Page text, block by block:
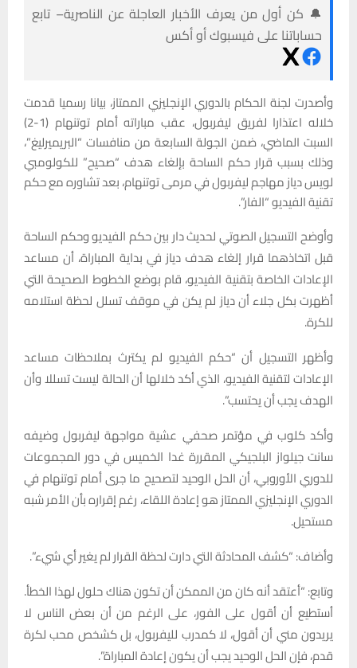
🔔 كن أول من يعرف الأخبار العاجلة عن الناصرية– تابع
حساباتنا على فيسبوك أو أكس
وأصدرت لجنة الحكام بالدوري الإنجليزي الممتاز، بيانا رسميا قدمت
خلاله اعتذارا لفريق ليفربول، عقب مباراته أمام توتنهام (1-2)
السبت الماضي، ضمن الجولة السابعة من منافسات “البريميرليغ”،
وذلك بسبب قرار حكم الساحة بإلغاء هدف “صحيح” للكولومبي
لويس دياز مهاجم ليفربول في مرمى توتنهام، بعد تشاوره مع حكم
تقنية الفيديو “الفار”.
وأوضح التسجيل الصوتي لحديث دار بين حكم الفيديو وحكم الساحة
قبل اتخاذهما قرار إلغاء هدف دياز في بداية المباراة، أن مساعد
الإعادات الخاصة بتقنية الفيديو، قام بوضع الخطوط الصحيحة التي
أظهرت بكل جلاء أن دياز لم يكن في موقف تسلل لحظة استلامه
للكرة.
وأظهر التسجيل أن “حكم الفيديو لم يكترث بملاحظات مساعد
الإعادات لتقنية الفيديو، الذي أكد خلالها أن الحالة ليست تسللا وأن
الهدف يجب أن يحتسب”.
وأكد كلوب في مؤتمر صحفي عشية مواجهة ليفربول وضيفه
سانت جيلواز البلجيكي المقررة غدا الخميس في دور المجموعات
للدوري الأوروبي، أن الحل الوحيد لتصحيح ما جرى أمام توتنهام في
الدوري الإنجليزي الممتاز هو إعادة اللقاء، رغم إقراره بأن الأمر شبه
مستحيل.
وأضاف: “كشف المحادثة التي دارت لحظة القرار لم يغير أي شيء”.
وتابع: “أعتقد أنه كان من الممكن أن تكون هناك حلول لهذا الخطأ.
أستطيع أن أقول على الفور، على الرغم من أن بعض الناس لا
يريدون مني أن أقول، لا كمدرب لليفربول، بل كشخص محب لكرة
قدم، فإن الحل الوحيد يجب أن يكون إعادة المباراة”.